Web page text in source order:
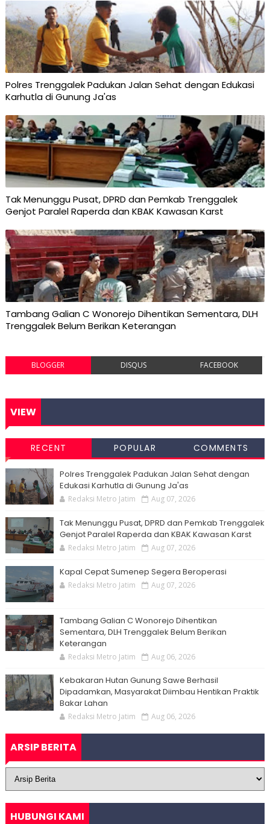
Polres Trenggalek Padukan Jalan Sehat dengan Edukasi
Karhutla di Gunung Ja'as
Tak Menunggu Pusat, DPRD dan Pemkab Trenggalek
Genjot Paralel Raperda dan KBAK Kawasan Karst
Tambang Galian C Wonorejo Dihentikan Sementara, DLH
Trenggalek Belum Berikan Keterangan
BLOGGER DISQUS FACEBOOK
VIEW
RECENT POPULAR COMMENTS
Polres Trenggalek Padukan Jalan Sehat dengan
Edukasi Karhutla di Gunung Ja'as
Redaksi Metro Jatim Aug 07, 2026
Tak Menunggu Pusat, DPRD dan Pemkab Trenggalek
Genjot Paralel Raperda dan KBAK Kawasan Karst
Redaksi Metro Jatim Aug 07, 2026
Kapal Cepat Sumenep Segera Beroperasi
Redaksi Metro Jatim Aug 07, 2026
Tambang Galian C Wonorejo Dihentikan
Sementara, DLH Trenggalek Belum Berikan
Keterangan
Redaksi Metro Jatim Aug 06, 2026
Kebakaran Hutan Gunung Sawe Berhasil
Dipadamkan, Masyarakat Diimbau Hentikan Praktik
Bakar Lahan
Redaksi Metro Jatim Aug 06, 2026
ARSIP BERITA
HUBUNGI KAMI